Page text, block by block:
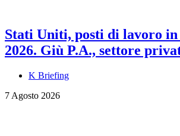
Stati Uniti, posti di lavoro
2026. Giù P.A., settore
K Briefing
7 Agosto 2026